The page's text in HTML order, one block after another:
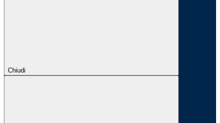
Chiudi